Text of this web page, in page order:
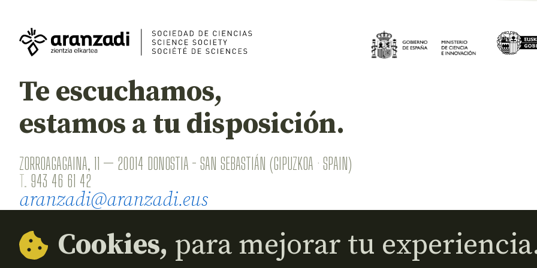
Te escuchamos,
estamos a tu disposición.
ZORROAGAGAINA, 11 — 20014 DONOSTIA - SAN SEBASTIÁN (GIPUZKOA · SPAIN)
T. 943 46 61 42
aranzadi@aranzadi.eus
Cookies, para mejorar tu